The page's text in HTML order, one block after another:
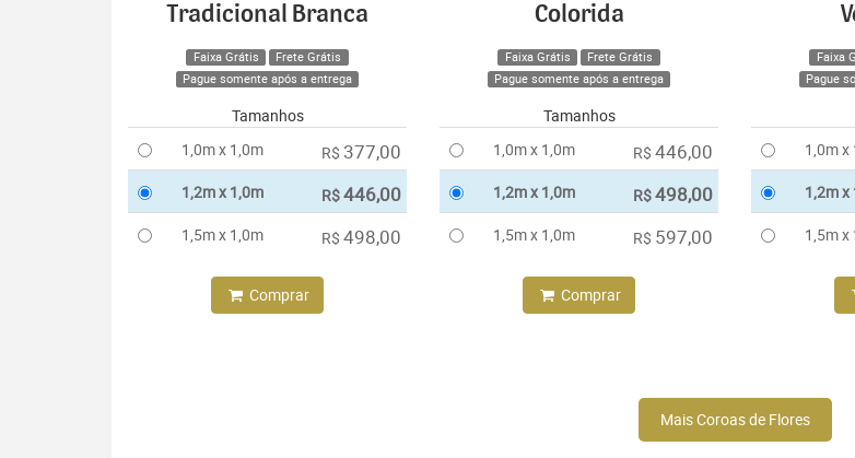
Tradicional Branca
Faixa Grátis
Frete Grátis
Pague somente após a entrega
Tamanhos
1,0m x 1,0m
R$ 377,00
1,2m x 1,0m R$446,00
1,5m x 1,0m R$ 498,00
Comprar
Colorida
Faixa Grátis
Frete Grátis
Pague somente após a entrega
Tamanhos
1,0m x 1,0m
R$ 446,00
1,2m x 1,0m R$498,00
1,5m x 1,0m R$ 597,00
Comprar
Faixa
Pague
1,0m x
1,2m x
1,5m x
Mais Coroas de Flores